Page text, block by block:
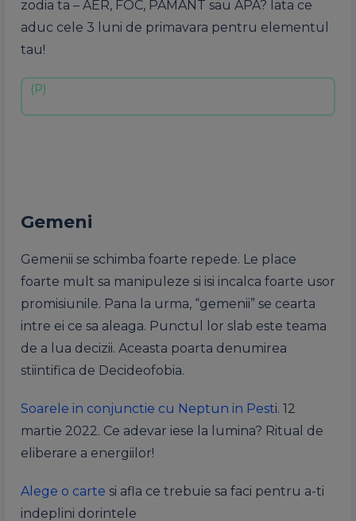
zodia ta – AER, FOC, PAMANT sau APA? Iata ce
aduc cele 3 luni de primavara pentru elementul
tau!
Gemeni
Gemenii se schimba foarte repede. Le place
foarte mult sa manipuleze si isi incalca foarte usor
promisiunile. Pana la urma, “gemenii” se cearta
intre ei ce sa aleaga. Punctul lor slab este teama
de a lua decizii. Aceasta poarta denumirea
stiintifica de Decideofobia.
Soarele in conjunctie cu Neptun in Pesti. 12
martie 2022. Ce adevar iese la lumina? Ritual de
eliberare a energiilor!
Alege o carte si afla ce trebuie sa faci pentru a-ti
indeplini dorintele